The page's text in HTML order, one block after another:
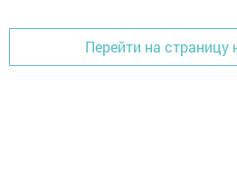
Перейти на страницу